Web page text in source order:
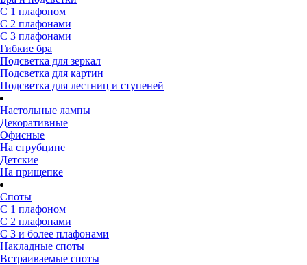
С 1 плафоном
С 2 плафонами
С 3 плафонами
Гибкие бра
Подсветка для зеркал
Подсветка для картин
Подсветка для лестниц и ступеней
Настольные лампы
Декоративные
Офисные
На струбцине
Детские
На прищепке
Споты
С 1 плафоном
С 2 плафонами
С 3 и более плафонами
Накладные споты
Встраиваемые споты